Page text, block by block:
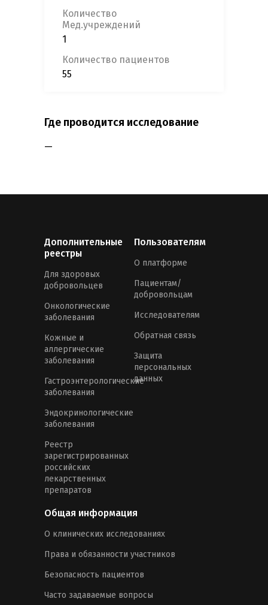
Количество
Мед.учреждений
1
Количество пациентов
55
Где проводится исследование
—
Дополнительные
реестры
Для здоровых
добровольцев
Онкологические
заболевания
Кожные и
аллергические
заболевания
Гастроэнтерологические
заболевания
Эндокринологические
заболевания
Реестр
зарегистрированных
российских
лекарственных
препаратов
Пользователям
О платформе
Пациентам/
добровольцам
Исследователям
Обратная связь
Защита
персональных
данных
Общая информация
О клинических исследованиях
Права и обязанности участников
Безопасность пациентов
Часто задаваемые вопросы